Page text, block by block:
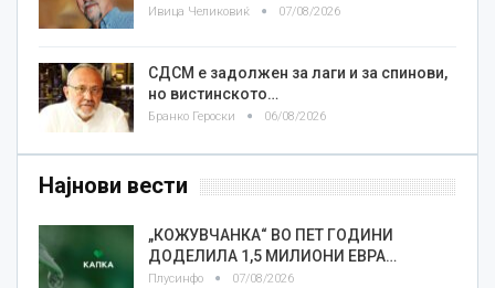
Ивица Челиковиќ 07/08/2026
СДСМ е задолжен за лаги и за спинови,
но вистинското…
Бранко Героски 06/08/2026
Најнови вести
„КОЖУВЧАНКА“ ВО ПЕТ ГОДИНИ
ДОДЕЛИЛА 1,5 МИЛИОНИ ЕВРА…
Плусинфо 07/08/2026